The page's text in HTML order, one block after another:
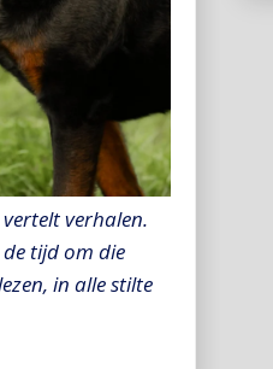
verhalen.
tijd om die
in alle stilte